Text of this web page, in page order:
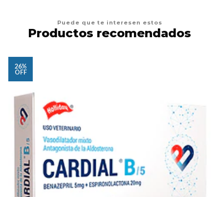
Puede que te interesen estos
Productos recomendados
26%
OFF